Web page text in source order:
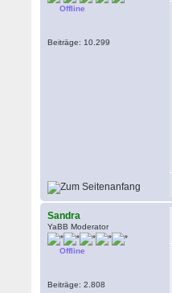
Offline
Beiträge: 10.299
Sandra
YaBB Moderator
Offline
Beiträge: 2.808